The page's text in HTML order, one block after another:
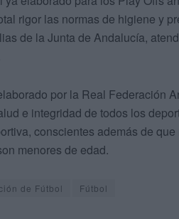
rigor las normas de higiene y
de la Junta de Andalucía,
por la Real Federación
e integridad de todos los
conscientes además de
menores de edad.
de Fútbol Fútbol